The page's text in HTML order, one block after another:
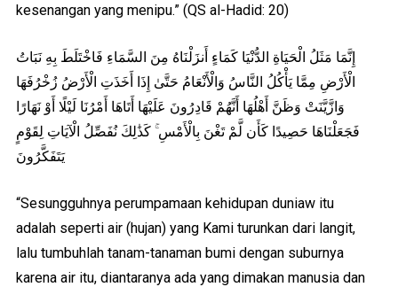
kesenangan yang menipu.” (QS al-Hadid: 20)
إِنَّمَا مَثَلُ الْحَيَاةِ الدُّنْيَا كَمَاءٍ أَنزَلْنَاهُ مِنَ السَّمَاءِ فَاخْتَلَطَ بِهِ نَبَاتُ
الْأَرْضِ مِمَّا يَأْكُلُ النَّاسُ وَالْأَنْعَامُ حَتَّىٰ إِذَا أَخَذَتِ الْأَرْضُ زُخْرُفَهَا
وَازَّيَّنَتْ وَظَنَّ أَهْلُهَا أَنَّهُمْ قَادِرُونَ عَلَيْهَا أَتَاهَا أَمْرُنَا لَيْلًا أَوْ نَهَارًا
فَجَعَلْنَاهَا حَصِيدًا كَأَن لَّمْ تَغْنَ بِالْأَمْسِ ۚ كَذَٰلِكَ نُفَصِّلُ الْآيَاتِ لِقَوْمٍ
يَتَفَكَّرُونَ
“Sesungguhnya perumpamaan kehidupan duniaw itu
adalah seperti air (hujan) yang Kami turunkan dari langit,
lalu tumbuhlah tanam-tanaman bumi dengan suburnya
karena air itu, diantaranya ada yang dimakan manusia dan